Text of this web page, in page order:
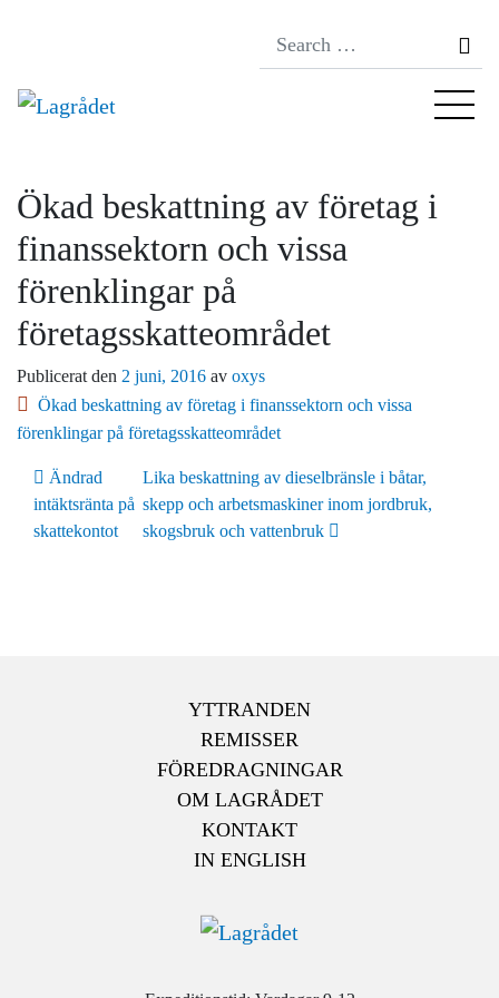
Ökad beskattning av företag i
finanssektorn och vissa
förenklingar på
företagsskatteområdet
Publicerat den 2 juni, 2016 av oxys
Ökad beskattning av företag i finanssektorn och vissa
förenklingar på företagsskatteområdet
Inläggsnavigering
Ändrad
intäktsränta på
skattekontot
Lika beskattning av dieselbränsle i båtar,
skepp och arbetsmaskiner inom jordbruk,
skogsbruk och vattenbruk
YTTRANDEN
REMISSER
FÖREDRAGNINGAR
OM LAGRÅDET
KONTAKT
IN ENGLISH